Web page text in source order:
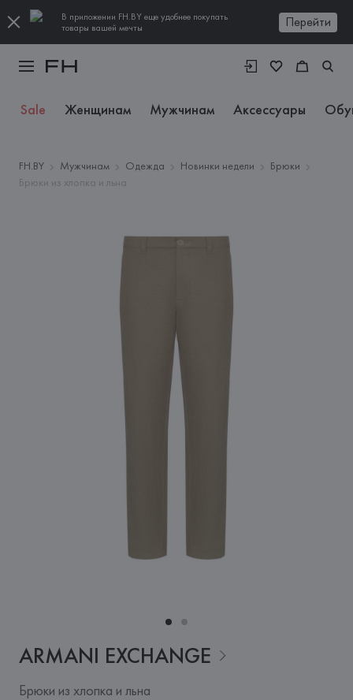
В приложении FH.BY еще удобнее покупать
товары вашей мечты
Перейти
Sale Женщинам Мужчинам Аксессуары
FH.BY Мужчинам Одежда Новинки недели
Брюки
Брюки из хлопка и льна
ARMANI EXCHANGE
Брюки из хлопка и льна